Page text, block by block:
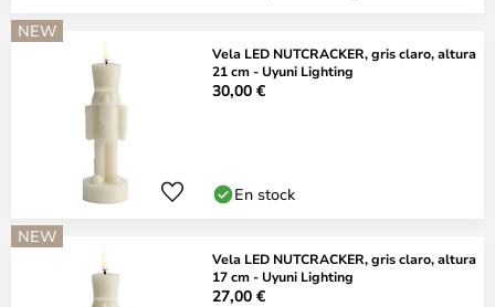
NEW
Vela LED NUTCRACKER, gris claro, altura
21 cm - Uyuni Lighting
30,00 €
En stock
NEW
Vela LED NUTCRACKER, gris claro, altura
17 cm - Uyuni Lighting
27,00 €